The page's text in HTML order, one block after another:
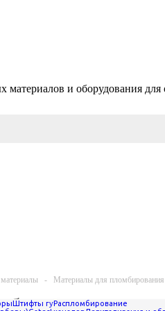
материалов и оборудования для
Штифты гуттаперчивыеФайлы для
- Материалы для пломбирования
Распломбирование